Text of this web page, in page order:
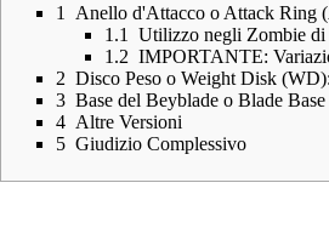
1
Anello d'Attacco o Attack Ring
1.1
Utilizzo negli Zombie di
1.2 IMPORTANTE:
2 Disco Peso o Weight Disk
3 Base del Beyblade o Blade
4 Altre Versioni
5 Giudizio Complessivo